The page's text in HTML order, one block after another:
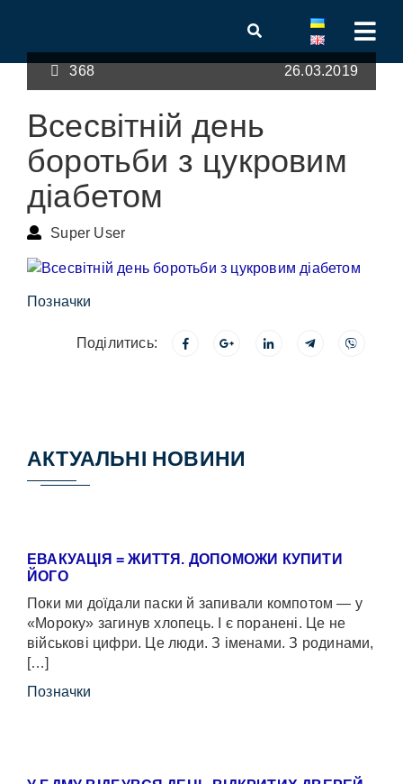
368 26.03.2019
Всесвітній день
боротьби з цукровим
діабетом
Super User
Позначки
Поділитись:
АКТУАЛЬНІ НОВИНИ
ЕВАКУАЦІЯ = ЖИТТЯ. ДОПОМОЖИ КУПИТИ
ЙОГО
Поки ми доїдали паски й запивали компотом — у
«Мороку» загинув хлопець. І є поранені. Це не
військові цифри. Це люди. З іменами. З родинами,
[…]
Позначки